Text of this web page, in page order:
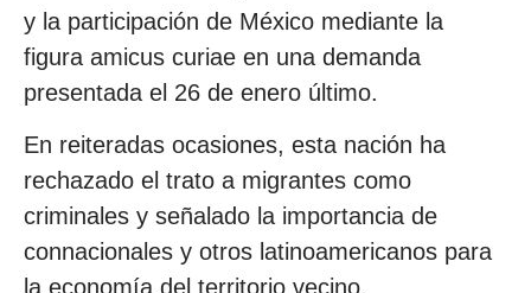
y la participación de México mediante la
figura amicus curiae en una demanda
presentada el 26 de enero último.
En reiteradas ocasiones, esta nación ha
rechazado el trato a migrantes como
criminales y señalado la importancia de
connacionales y otros latinoamericanos para
la economía del territorio vecino.